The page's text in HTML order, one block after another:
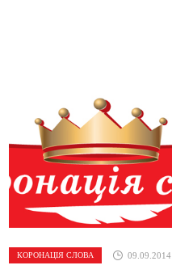
КОРОНАЦІЯ СЛОВА 09.09.2014